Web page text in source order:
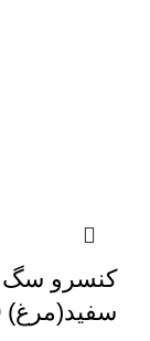
کنسرو سگ
سفید(مرغ) 800 گرمی